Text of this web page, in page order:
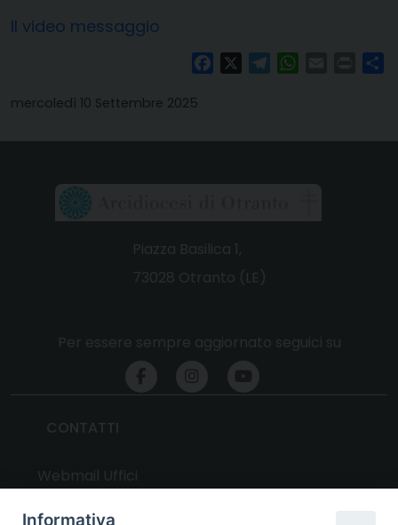
Il video messaggio
FacebookTelegramWhatsAppPrint
mercoledì 10 Settembre 2025
Informativa